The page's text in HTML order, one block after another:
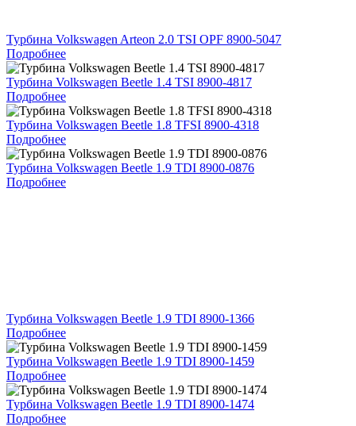
Турбина Volkswagen Arteon 2.0 TSI OPF 8900-5047
Подробнее
Турбина Volkswagen Beetle 1.4 TSI 8900-4817
Подробнее
Турбина Volkswagen Beetle 1.8 TFSI 8900-4318
Подробнее
Турбина Volkswagen Beetle 1.9 TDI 8900-0876
Подробнее
Турбина Volkswagen Beetle 1.9 TDI 8900-1366
Подробнее
Турбина Volkswagen Beetle 1.9 TDI 8900-1459
Подробнее
Турбина Volkswagen Beetle 1.9 TDI 8900-1474
Подробнее